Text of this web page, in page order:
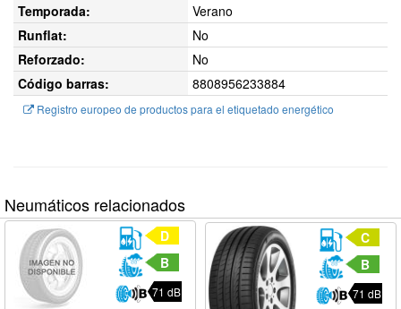
Temporada:
Verano
Runflat:
No
Reforzado:
No
Código barras:
8808956233884
Registro europeo de productos para el etiquetado energético
Neumáticos relacionados
D
B
71 dB
C
B
71 dB